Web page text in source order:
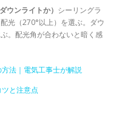
ウンライトか） シーリングラ
光（270°以上）を選ぶ。ダウ
。配光角が合わないと暗く感
法｜電気工事士が解説
と注意点